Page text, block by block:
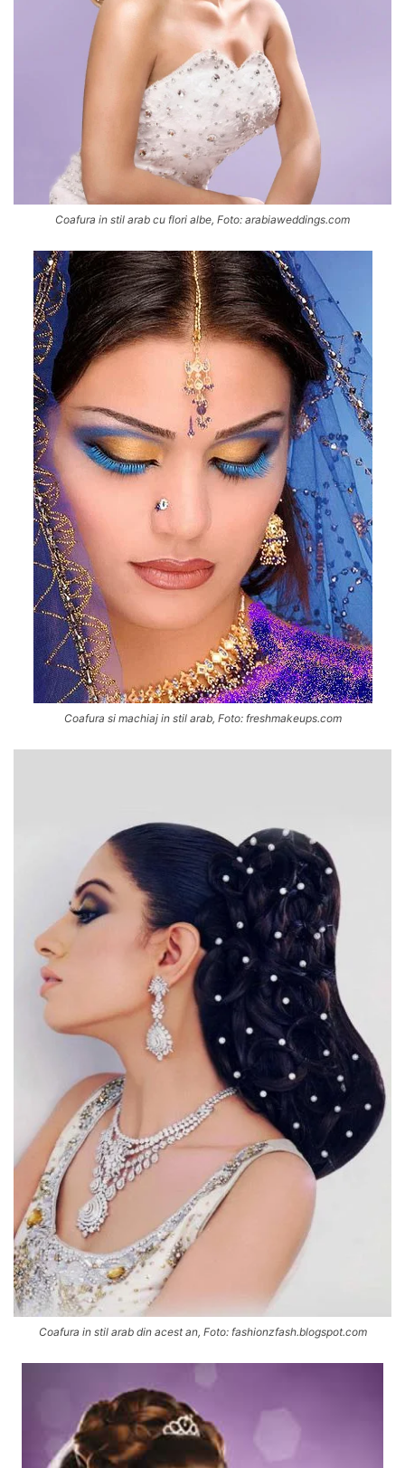
Coafura in stil arab cu flori albe, Foto: arabiaweddings.com
Coafura si machiaj in stil arab, Foto: freshmakeups.com
Coafura in stil arab din acest an, Foto: fashionzfash.blogspot.com